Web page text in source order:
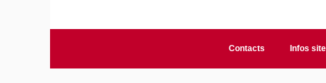
Contacts Infos site